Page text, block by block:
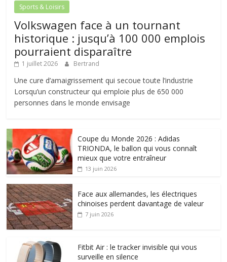
Sports & Loisirs
Volkswagen face à un tournant
historique : jusqu’à 100 000 emplois
pourraient disparaître
1 juillet 2026 Bertrand
Une cure d’amaigrissement qui secoue toute l’industrie
Lorsqu’un constructeur qui emploie plus de 650 000
personnes dans le monde envisage
Coupe du Monde 2026 : Adidas
TRIONDA, le ballon qui vous connaît
mieux que votre entraîneur
13 juin 2026
Face aux allemandes, les électriques
chinoises perdent davantage de valeur
7 juin 2026
Fitbit Air : le tracker invisible qui vous
surveille en silence